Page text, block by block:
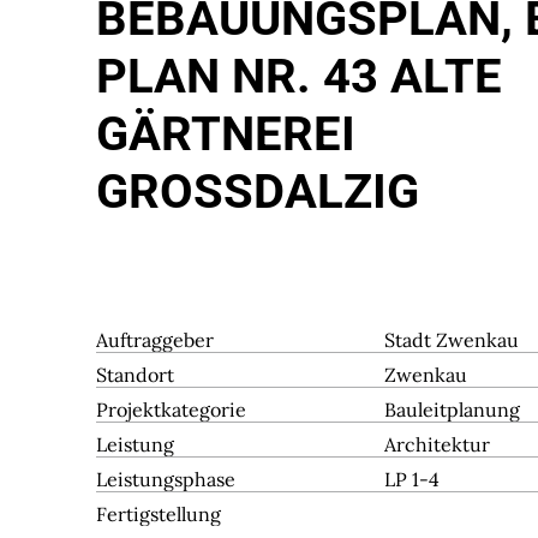
BEBAUUNGSPLAN,
PLAN NR. 43 ALTE
GÄRTNEREI
GROSSDALZIG
Auftraggeber
Stadt Zwenkau
Standort
Zwenkau
Projektkategorie
Bauleitplanung
Leistung
Architektur
Leistungsphase
LP 1-4
Fertigstellung